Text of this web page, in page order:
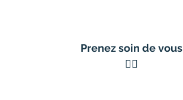
Prenez soin de vous
✌🏼